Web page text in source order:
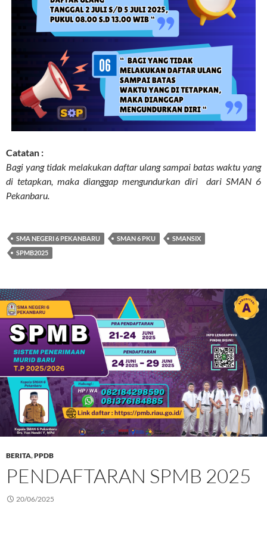
Catatan :
Bagi yang tidak melakukan daftar ulang sampai bataswaktu yang
di tetapkan, maka dianggap mengundurkan diri dari SMAN 6
Pekanbaru.
SMA NEGERI 6 PEKANBARU SMAN 6 PKU
SMANSIX
SPMB2025
BERITA,PPDB
PENDAFTARAN SPMB 2025
20/06/2025